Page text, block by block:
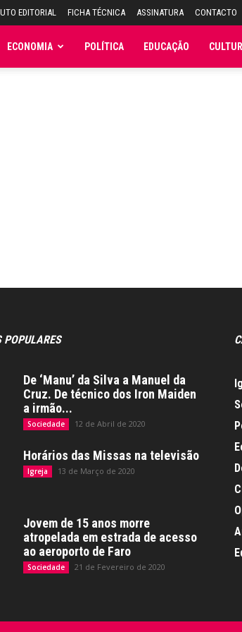
EDITORIAL FICHA TÉCNICA ASSINATURA CONTACTO
ECONOMIA POLÍTICA EDUCAÇÃO
De ‘Manu’ da Silva a Manuel da
Cruz. De técnico dos Iron Maiden
a irmão...
Sociedade 12 de Abril de 2020
Horários das Missas na televisão
Igreja 13 de Março de 2020
Jovem de 15 anos morre
atropelada em estrada de acesso
ao aeroporto de Faro
Sociedade 21 de Fevereiro de 2020